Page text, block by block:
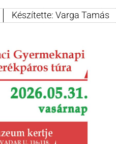
Készítette: Varga Tamás